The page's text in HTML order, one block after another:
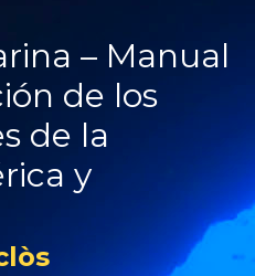
– Manual
de los
de la
y